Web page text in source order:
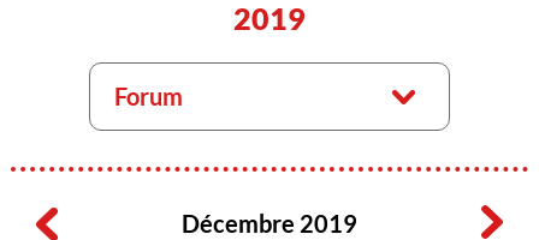
2019
Forum
Décembre 2019